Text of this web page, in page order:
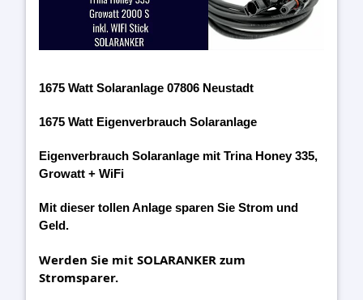
1675 Watt Solaranlage 07806 Neustadt
1675 Watt Eigenverbrauch Solaranlage
Eigenverbrauch Solaranlage mit Trina Honey 335,
Growatt + WiFi
Mit dieser tollen Anlage sparen Sie Strom und
Geld.
Werden Sie mit SOLARANKER zum
Stromsparer.